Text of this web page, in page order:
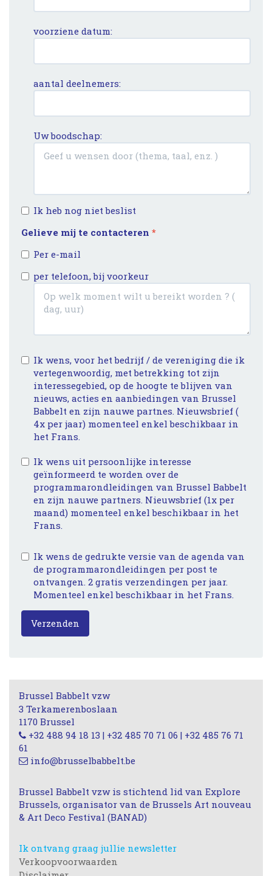
voorziene datum:
aantal deelnemers:
Uw boodschap:
Ik heb nog niet beslist
Gelieve mij te contacteren *
Per e-mail
per telefoon, bij voorkeur
Ik wens, voor het bedrijf / de vereniging die ik
vertegenwoordig, met betrekking tot zijn
interessegebied, op de hoogte te blijven van
nieuws, acties en aanbiedingen van Brussel
Babbelt en zijn nauwe partnes. Nieuwsbrief (
4x per jaar) momenteel enkel beschikbaar in
het Frans.
Ik wens uit persoonlijke interesse
geïnformeerd te worden over de
programmarondleidingen van Brussel Babbelt
en zijn nauwe partners. Nieuwsbrief (1x per
maand) momenteel enkel beschikbaar in het
Frans.
Ik wens de gedrukte versie van de agenda van
de programmarondleidingen per post te
ontvangen. 2 gratis verzendingen per jaar.
Momenteel enkel beschikbaar in het Frans.
Verzenden
Brussel Babbelt vzw
3 Terkamerenboslaan
1170 Brussel
+32 488 94 18 13 | +32 485 70 71 06 | +32 485 76 71
61
info@brusselbabbelt.be
Brussel Babbelt vzw is stichtend lid van Explore
Brussels, organisator van de Brussels Art nouveau
& Art Deco Festival (BANAD)
Ik ontvang graag jullie newsletter
Verkoopvoorwaarden